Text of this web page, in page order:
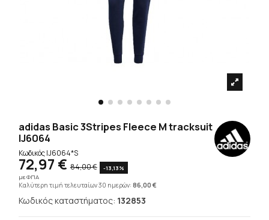
adidas Basic 3Stripes Fleece M tracksuit
IJ6064
ΚωδικόςIJ6064*S
72,97 € 84,00 €
-13,13%
με ΦΠΑ
Καλύτερη τιμή τελευταίων 30 ημερών:86,00 €
Κωδικός καταστήματος: 132853